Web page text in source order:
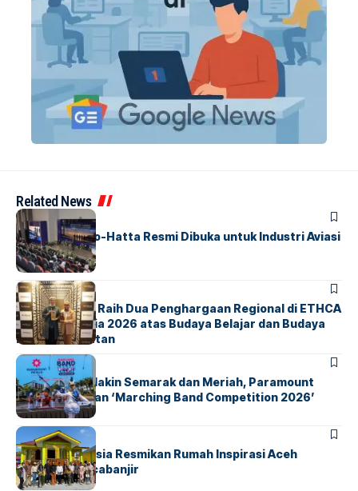
Related News
BANDARA BERITA
IALC Soekarno-Hatta Resmi Dibuka untuk Industri Aviasi
Dunia
BERITA
ParagonCorp Raih Dua Penghargaan Regional di ETHCA
Southeast Asia 2026 atas Budaya Belajar dan Budaya
Kebermanfaatan
BERITA INDEX
Akhir Pekan Makin Semarak dan Meriah, Paramount
Petals Hadirkan ‘Marching Band Competition 2026’
BERITAHOME
AirNav Indonesia Resmikan Rumah Inspirasi Aceh
Tamiang Pascabanjir